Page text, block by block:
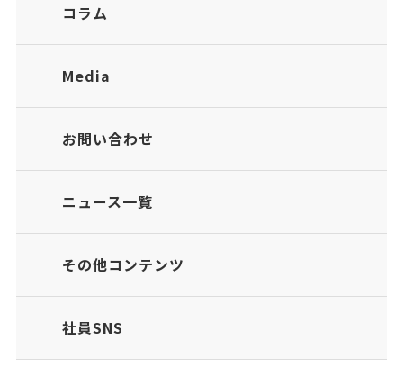
コラム
Media
お問い合わせ
ニュース一覧
その他コンテンツ
社員SNS